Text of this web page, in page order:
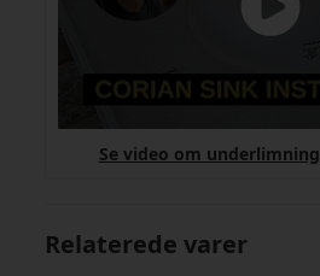
Se video om
Relaterede varer